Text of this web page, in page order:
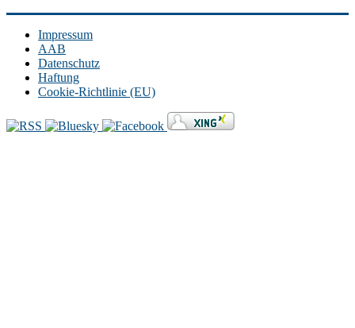
Impressum
AAB
Datenschutz
Haftung
Cookie-Richtlinie (EU)